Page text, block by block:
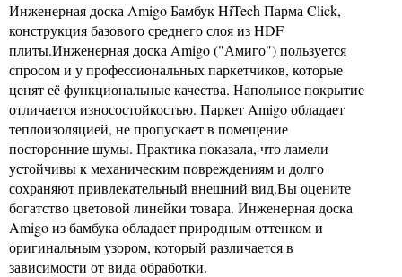
Инженерная доска Amigo Бамбук HiTech Парма Click,
конструкция базового среднего слоя из HDF
плиты.Инженерная доска Amigo ("Амиго") пользуется
спросом и у профессиональных паркетчиков, которые
ценят её функциональные качества. Напольное покрытие
отличается износостойкостью. Паркет Amigo обладает
теплоизоляцией, не пропускает в помещение
посторонние шумы. Практика показала, что ламели
устойчивы к механическим повреждениям и долго
сохраняют привлекательный внешний вид.Вы оцените
богатство цветовой линейки товара. Инженерная доска
Amigo из бамбука обладает природным оттенком и
оригинальным узором, который различается в
зависимости от вида обработки.